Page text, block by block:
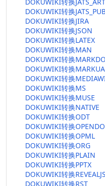
DOKUWIKI转换
DOKUWIKI转换JIRA
DOKUWIKI转换JSON
DOKUWIKI转换LATEX
DOKUWIKI转换MAN
DOKUWIKI转换
DOKUWIKI转换MARKUA
DOKUWIKI转换
DOKUWIKI转换MS
DOKUWIKI转换MUSE
DOKUWIKI转换NATIVE
DOKUWIKI转换ODT
DOKUWIKI转换
DOKUWIKI转换OPML
DOKUWIKI转换ORG
DOKUWIKI转换PLAIN
DOKUWIKI转换PPTX
DOKUWIKI转换REVEALJS
DOKUWIKI转换RST